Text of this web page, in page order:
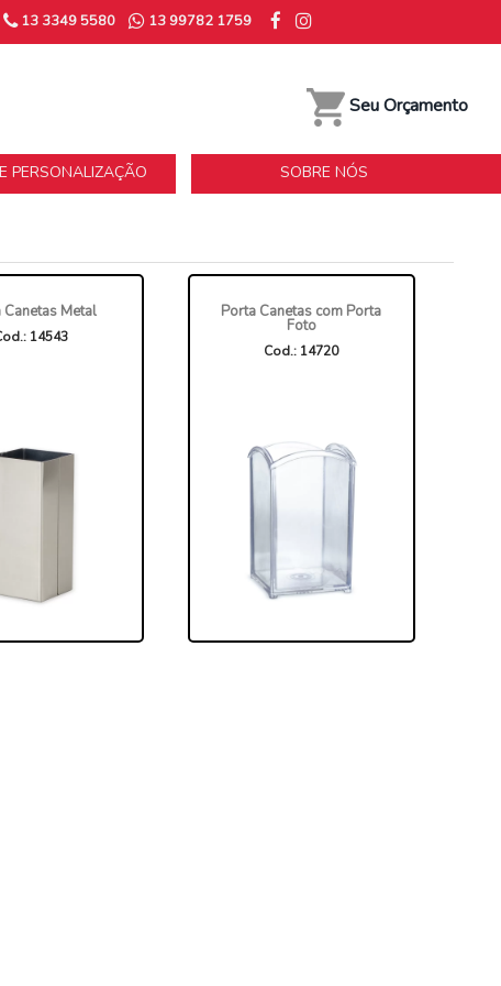
13 3349 5580 13 99782 1759
Seu Orçamento
PERSONALIZAÇÃO SOBRE NÓS
Canetas Metal
14543
Porta Canetas com Porta
Foto
Cod.: 14720